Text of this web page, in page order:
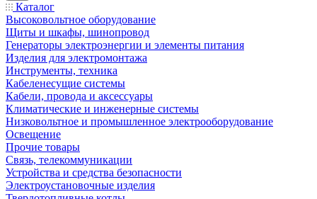
Каталог
Высоковольтное оборудование
Щиты и шкафы, шинопровод
Генераторы электроэнергии и элементы питания
Изделия для электромонтажа
Инструменты, техника
Кабеленесущие системы
Кабели, провода и аксессуары
Климатические и инженерные системы
Низковольтное и промышленное электрооборудование
Освещение
Прочие товары
Связь, телекоммуникации
Устройства и средства безопасности
Электроустановочные изделия